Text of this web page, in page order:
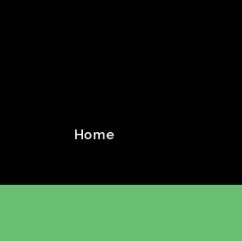
Home